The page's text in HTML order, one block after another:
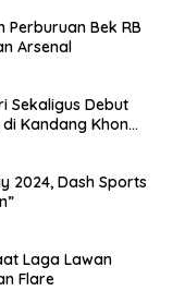
Perburuan Bek RB
Arsenal
Sekaligus Debut
di Kandang Khon
2024, Dash Sports
Laga Lawan
Flare